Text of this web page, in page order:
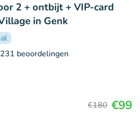
2 + ontbijt + VIP-card
in Genk
beoordelingen
€180 €99